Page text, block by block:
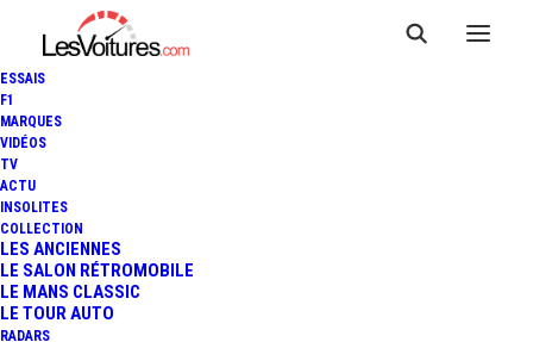
ESSAIS
F1
MARQUES
VIDÉOS
TV
ACTU
INSOLITES
COLLECTION
LES ANCIENNES
LE SALON RÉTROMOBILE
LE MANS CLASSIC
LE TOUR AUTO
RADARS
CHOISISSEZ VOTRE COULEUR